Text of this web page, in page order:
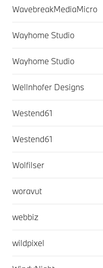
WavebreakMediaMicro
Wayhome Studio
Wayhome Studio
Wellnhofer Designs
Westend61
Westend61
Wolfilser
woravut
webbiz
wildpixel